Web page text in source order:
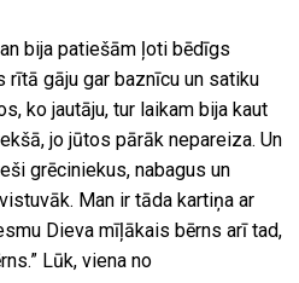
bija patiešām ļoti bēdīgs
gāju gar baznīcu un satiku
ko jautāju, tur laikam bija kaut
jo jūtos pārāk nepareiza. Un
grēciniekus, nabagus un
Man ir tāda kartiņa ar
Dieva mīļākais bērns arī tad,
Lūk, viena no